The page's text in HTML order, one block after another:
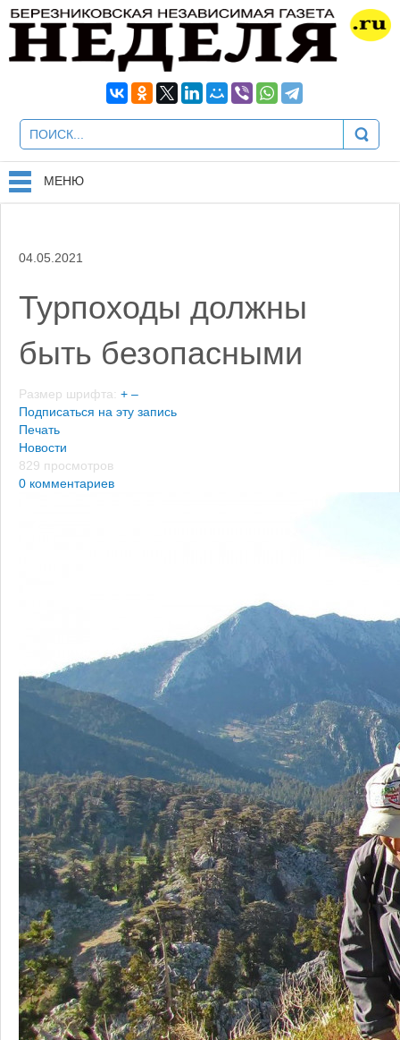
МЕНЮ
04.05.2021
Турпоходы должны
быть безопасными
Размер шрифта: + –
Подписаться на эту запись
Печать
Новости
829 просмотров
0 комментариев